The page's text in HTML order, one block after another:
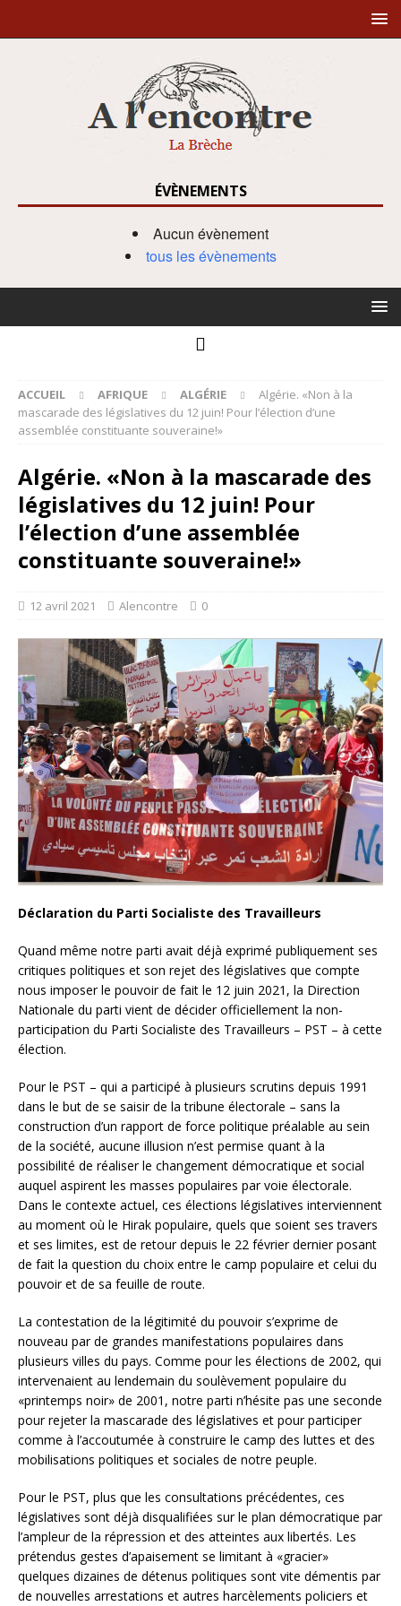
ÉVÈNEMENTS
Aucun évènement
tous les évènements
ACCUEIL AFRIQUE ALGÉRIE
Algérie. «Non à la
mascarade des législatives du 12 juin! Pour l’élection d’une
assemblée constituante souveraine!»
Algérie. «Non à la mascarade des
législatives du 12 juin! Pour
l’élection d’une assemblée
constituante souveraine!»
12 avril 2021 Alencontre 0
Déclaration du Parti Socialiste des Travailleurs
Quand même notre parti avait déjà exprimé publiquement ses
critiques politiques et son rejet des législatives que compte
nous imposer le pouvoir de fait le 12 juin 2021, la Direction
Nationale du parti vient de décider officiellement la non-
participation du Parti Socialiste des Travailleurs – PST – à cette
élection.
Pour le PST – qui a participé à plusieurs scrutins depuis 1991
dans le but de se saisir de la tribune électorale – sans la
construction d’un rapport de force politique préalable au sein
de la société, aucune illusion n’est permise quant à la
possibilité de réaliser le changement démocratique et social
auquel aspirent les masses populaires par voie électorale.
Dans le contexte actuel, ces élections législatives interviennent
au moment où le Hirak populaire, quels que soient ses travers
et ses limites, est de retour depuis le 22 février dernier posant
de fait la question du choix entre le camp populaire et celui du
pouvoir et de sa feuille de route.
La contestation de la légitimité du pouvoir s’exprime de
nouveau par de grandes manifestations populaires dans
plusieurs villes du pays. Comme pour les élections de 2002, qui
intervenaient au lendemain du soulèvement populaire du
«printemps noir» de 2001, notre parti n’hésite pas une seconde
pour rejeter la mascarade des législatives et pour participer
comme à l’accoutumée à construire le camp des luttes et des
mobilisations politiques et sociales de notre peuple.
Pour le PST, plus que les consultations précédentes, ces
législatives sont déjà disqualifiées sur le plan démocratique par
l’ampleur de la répression et des atteintes aux libertés. Les
prétendus gestes d’apaisement se limitant à «gracier»
quelques dizaines de détenus politiques sont vite démentis par
de nouvelles arrestations et autres harcèlements policiers et